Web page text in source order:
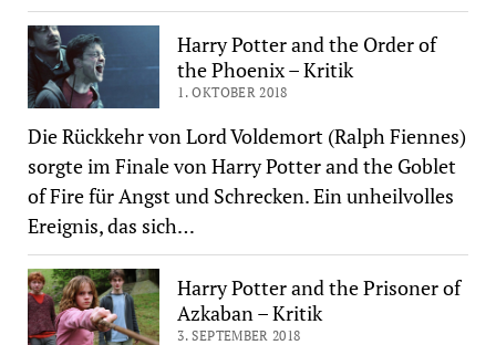
Harry Potter and the Order of
the Phoenix – Kritik
1. OKTOBER 2018
Die Rückkehr von Lord Voldemort (Ralph Fiennes)
sorgte im Finale von Harry Potter and the Goblet
of Fire für Angst und Schrecken. Ein unheilvolles
Ereignis, das sich…
Harry Potter and the Prisoner of
Azkaban – Kritik
3. SEPTEMBER 2018